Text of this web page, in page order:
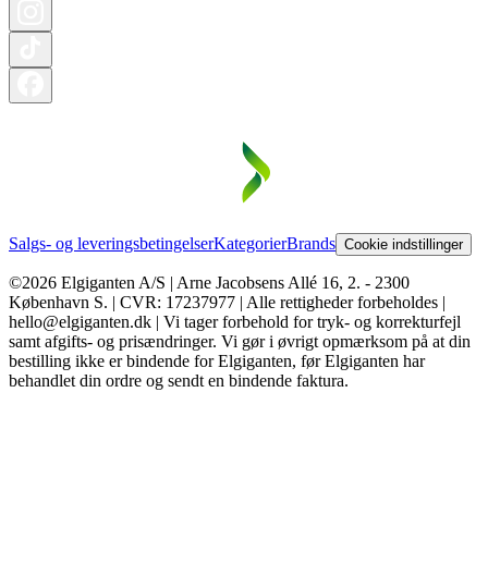
Salgs- og leveringsbetingelserKategorierBrands Cookie indstillinger
©2026 Elgiganten A/S | Arne Jacobsens Allé 16, 2. - 2300
København S. | CVR: 17237977 | Alle rettigheder forbeholdes |
hello@elgiganten.dk | Vi tager forbehold for tryk- og korrekturfejl
samt afgifts- og prisændringer. Vi gør i øvrigt opmærksom på at din
bestilling ikke er bindende for Elgiganten, før Elgiganten har
behandlet din ordre og sendt en bindende faktura.